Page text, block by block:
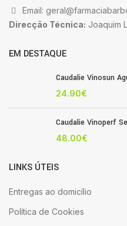
Email:
Direcção Técnica: Joaquim
EM DESTAQUE
Caudalie Vinosun
24.90€
Caudalie Vinoperf
48.00€
LINKS ÚTEIS
Entregas ao domicílio
Política de Cookies